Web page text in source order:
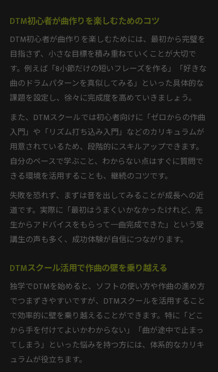
DTM初心者が曲作りを楽しむためのコツ
DTM初心者が曲作りを楽しむためには、最初から完璧を
目指さず、小さな目標を積み重ねていくことが大切で
す。例えば「8小節だけの短いフレーズを作る」「好きな
曲のドラムパターンを真似してみる」といった具体的な
課題を設定し、徐々に完成度を高めていきましょう。
また、DTMスクールでは初心者向けに「ゼロからの作曲
入門」や「リズム打ち込み入門」などのカリキュラムが
用意されているため、段階的にスキルアップできます。
自分のペースで学ぶこと、わからない点はすぐに質問で
きる環境を活用することも、継続のコツです。
失敗を恐れず、まずは音を出してみることが成長への近
道です。実際に「最初はうまくいかなかったけれど、先
生からアドバイスをもらって一曲完成できた」という受
講生の声も多く、成功体験が自信につながります。
DTMスクール活用で作曲の壁を乗り越える
独学でDTMを始めると、ソフトの使い方や作曲の進め方
でつまずきやすいですが、DTMスクールを活用すること
で効率的に壁を乗り越えることができます。特に「どこ
から手を付けてよいかわからない」「曲が途中で止まっ
てしまう」といった悩みを持つ方には、体系的なカリキ
ュラムが役立ちます。